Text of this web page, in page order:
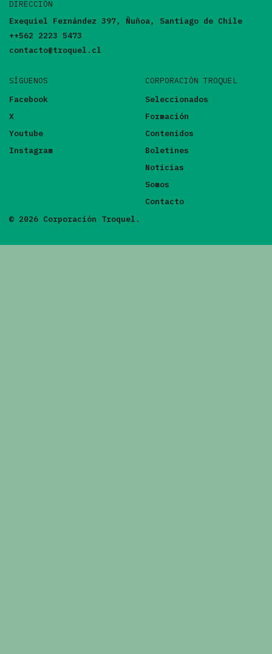
DIRECCIÓN
Exequiel Fernández 397, Ñuñoa, Santiago de Chile
++562 2223 5473
contacto@troquel.cl
SÍGUENOS
Facebook
X
Youtube
Instagram
CORPORACIÓN TROQUEL
Seleccionados
Formación
Contenidos
Boletines
Noticias
Somos
Contacto
© 2026 Corporación Troquel.